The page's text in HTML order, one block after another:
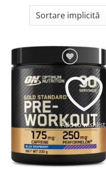
Add to wishlist